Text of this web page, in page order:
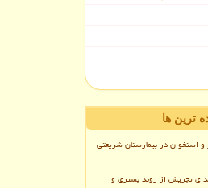
ترین ها
و استخوان در بیمارستان شریعتی
تجریش از روند بستری و